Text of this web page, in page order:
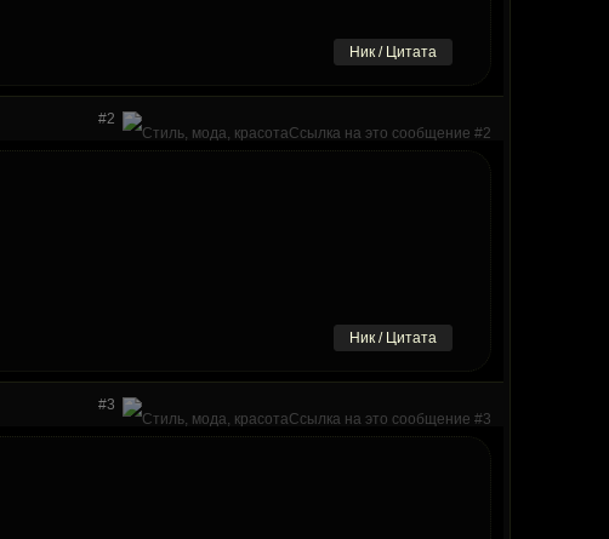
Ник / Цитата
#2
Ник / Цитата
#3